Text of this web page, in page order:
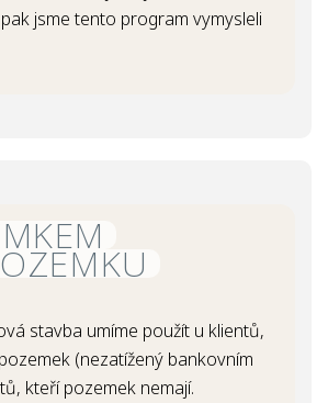
jsme tento program vymysleli
stavba umíme použít u klientů,
(nezatížený bankovním
kteří pozemek nemají.